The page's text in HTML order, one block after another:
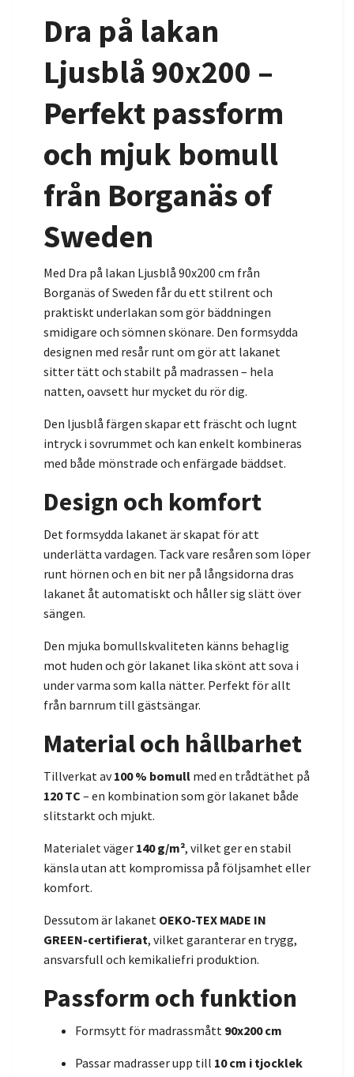
Dra på lakan
Ljusblå 90x200 –
Perfekt passform
och mjuk bomull
från Borganäs of
Sweden
Med Dra på lakan Ljusblå 90x200 cm från
Borganäs of Sweden får du ett stilrent och
praktiskt underlakan som gör bäddningen
smidigare och sömnen skönare. Den formsydda
designen med resår runt om gör att lakanet
sitter tätt och stabilt på madrassen – hela
natten, oavsett hur mycket du rör dig.
Den ljusblå färgen skapar ett fräscht och lugnt
intryck i sovrummet och kan enkelt kombineras
med både mönstrade och enfärgade bäddset.
Design och komfort
Det formsydda lakanet är skapat för att
underlätta vardagen. Tack vare resåren som löper
runt hörnen och en bit ner på långsidorna dras
lakanet åt automatiskt och håller sig slätt över
sängen.
Den mjuka bomullskvaliteten känns behaglig
mot huden och gör lakanet lika skönt att sova i
under varma som kalla nätter. Perfekt för allt
från barnrum till gästsängar.
Material och hållbarhet
Tillverkat av100 % bomull med en trådtäthet på
120 TC – en kombination som gör lakanet både
slitstarkt och mjukt.
Materialet väger 140 g/m², vilket ger en stabil
känsla utan att kompromissa på följsamhet eller
komfort.
Dessutom är lakanet OEKO-TEX MADE IN
GREEN-certifierat, vilket garanterar en trygg,
ansvarsfull och kemikaliefri produktion.
Passform och funktion
Formsytt för madrassmått 90x200 cm
Passar madrasser upp till 10 cm i tjocklek